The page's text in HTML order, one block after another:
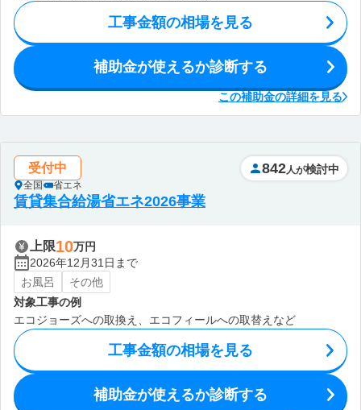
工事金額の相場を見る
補助金が使えるか診断する
この補助金の詳細を見る
受付中
全国 省エネ
842 人が検討中
賃貸集合給湯省エネ2026事業
上限10万円
2026年12月31日まで
お風呂
その他
対象工事の例
エコジョーズへの取換え、エコフィールへの取替えなど
工事金額の相場を見る
補助金が使えるか診断する